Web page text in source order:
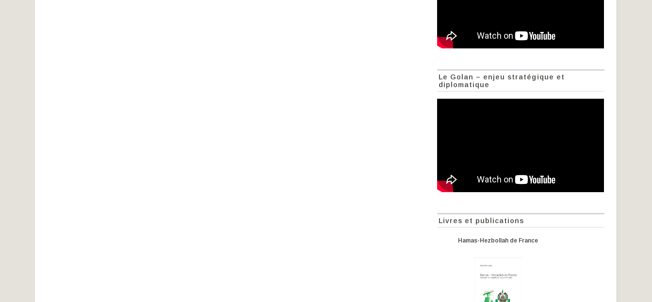
Le Golan – enjeu stratégique et
diplomatique
Livres et publications
Hamas-Hezbollah de France